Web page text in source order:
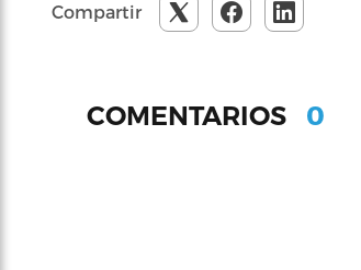
Compartir
COMENTARIOS 0